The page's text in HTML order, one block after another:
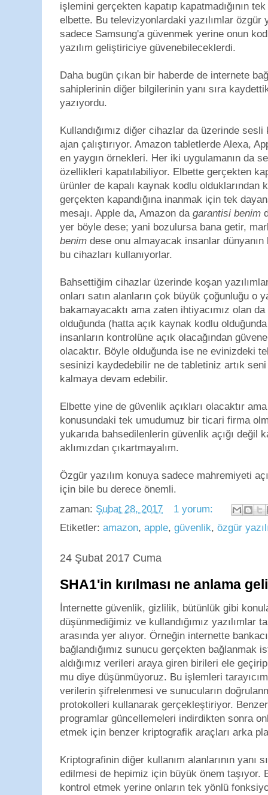
işlemini gerçekten kapatıp kapatmadığının
elbette. Bu televizyonlardaki yazılımlar özgür
sadece Samsung'a güvenmek yerine onun
yazılım geliştiriciye güvenebileceklerdi.
Daha bugün çıkan bir haberde de internete
sahiplerinin diğer bilgilerinin yanı sıra
yazıyordu.
Kullandığımız diğer cihazlar da üzerinde
ajan çalıştırıyor. Amazon tabletlerde Alexa,
en yaygın örnekleri. Her iki uygulamanın da
özellikleri kapatılabiliyor. Elbette gerçekten
ürünler de kapalı kaynak kodlu olduklarından
gerçekten kapandığına inanmak için tek
mesajı. Apple da, Amazon da garantisi benim
yer böyle dese; yani bozulursa bana getir,
benim dese onu almayacak insanlar
bu cihazları kullanıyorlar.
Bahsettiğim cihazlar üzerinde koşan
onları satın alanların çok büyük çoğunluğu o
bakamayacaktı ama zaten ihtiyacımız olan
olduğunda (hatta açık kaynak kodlu
insanların kontrolüne açık olacağından
olacaktır. Böyle olduğunda ise ne evinizdeki
sesinizi kaydedebilir ne de tabletiniz artık
kalmaya devam edebilir.
Elbette yine de güvenlik açıkları olacaktır
konusundaki tek umudumuz bir ticari firma
yukarıda bahsedilenlerin güvenlik açığı değil
aklımızdan çıkartmayalım.
Özgür yazılım konuya sadece mahremiyeti
için bile bu derece önemli.
zaman: Şubat 28, 2017
1 yorum:
Etiketler: amazon, apple, güvenlik, özgür
24 Şubat 2017 Cuma
SHA1'in kırılması ne anlama
İnternette güvenlik, gizlilik, bütünlük gibi
düşünmediğimiz ve kullandığımız yazılımlar
arasında yer alıyor. Örneğin internette
bağlandığımız sunucu gerçekten bağlanmak
aldığımız verileri araya giren birileri ele
mu diye düşünmüyoruz. Bu işlemleri
verilerin şifrelenmesi ve sunucuların
protokolleri kullanarak gerçekleştiriyor. Benzer
programlar güncellemeleri indirdikten sonra
etmek için benzer kriptografik araçları arka
Kriptografinin diğer kullanım alanlarının yanı
edilmesi de hepimiz için büyük önem
kontrol etmek yerine onların tek yönlü